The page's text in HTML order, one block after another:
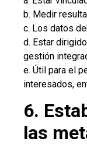
b. Medir
c. Los datos
d. Estar
gestión
e. Útil para el
interesados,
6.
las